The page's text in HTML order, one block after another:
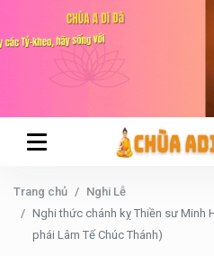
Trang chủ
Nghi Lễ
Nghi thức chánh kỵ Thiền sư Minh
phái Lâm Tế Chúc Thánh)